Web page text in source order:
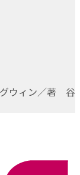
グウィン／著 谷